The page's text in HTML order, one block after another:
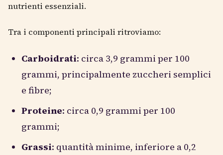
nutrienti essenziali.
Tra i componenti principali ritroviamo:
Carboidrati: circa 3,9 grammi per 100
grammi, principalmente zuccheri semplici
e fibre;
Proteine: circa 0,9 grammi per 100
grammi;
Grassi: quantità minime, inferiore a 0,2